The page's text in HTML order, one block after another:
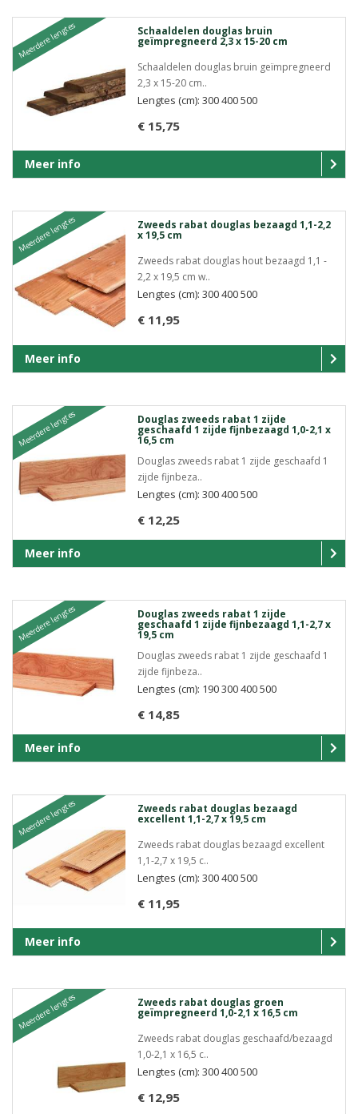
Meerdere lengtes Schaaldelen douglas bruin
geïmpregneerd 2,3 x 15-20 cm
Schaaldelen douglas bruin geïmpregneerd
2,3 x 15-20 cm..
€ 15,75
Lengtes (cm): 300 400 500
Meer info
Meerdere lengtes Zweeds rabat douglas bezaagd 1,1-2,2
x 19,5 cm
Zweeds rabat douglas hout bezaagd 1,1 -
2,2 x 19,5 cm w..
€ 11,95
Lengtes (cm): 300 400 500
Meer info
Meerdere lengtes Douglas zweeds rabat 1 zijde
geschaafd 1 zijde fijnbezaagd 1,0-2,1 x
16,5 cm
Douglas zweeds rabat 1 zijde geschaafd 1
zijde fijnbeza..
€ 12,25
Lengtes (cm): 300 400 500
Meer info
Meerdere lengtes Douglas zweeds rabat 1 zijde
geschaafd 1 zijde fijnbezaagd 1,1-2,7 x
19,5 cm
Douglas zweeds rabat 1 zijde geschaafd 1
zijde fijnbeza..
€ 14,85
Lengtes (cm): 190 300 400 500
Meer info
Meerdere lengtes Zweeds rabat douglas bezaagd
excellent 1,1-2,7 x 19,5 cm
Zweeds rabat douglas bezaagd excellent
1,1-2,7 x 19,5 c..
€ 11,95
Lengtes (cm): 300 400 500
Meer info
Meerdere lengtes Zweeds rabat douglas groen
geïmpregneerd 1,0-2,1 x 16,5 cm
Zweeds rabat douglas geschaafd/bezaagd
1,0-2,1 x 16,5 c..
€ 12,95
Lengtes (cm): 300 400 500